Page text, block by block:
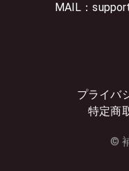
MAIL：
プライバ
特定商
©